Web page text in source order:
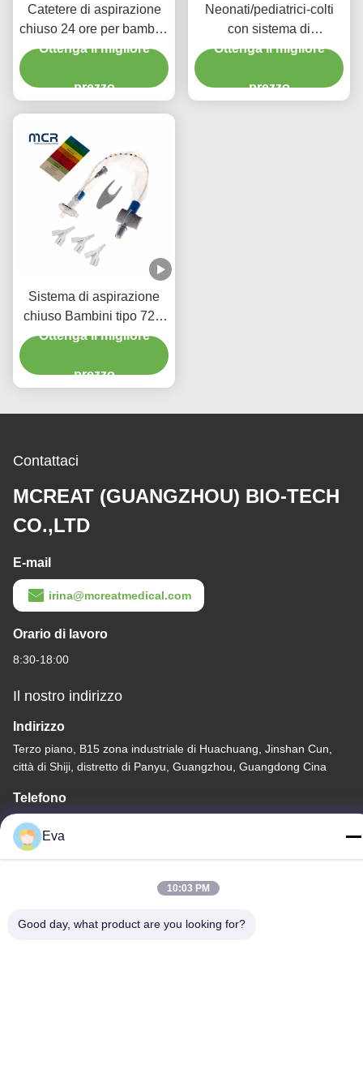
Catetere di aspirazione
chiuso 24 ore per bambini
con tre connettori Y-piece
Ottenga il migliore
prezzo
Neonati/pediatrici-colti
con sistema di
aspirazione chiuso
Ottenga il migliore
prezzo
Sistema di aspirazione
chiuso Bambini tipo 72H
CSC Prodotti medici usa
Ottenga il migliore
prezzo
Contattaci
MCREAT (GUANGZHOU) BIO-TECH
CO.,LTD
E-mail
irina@mcreatmedical.com
Orario di lavoro
8:30-18:00
Il nostro indirizzo
Indirizzo
Terzo piano, B15 zona industriale di Huachuang, Jinshan Cun,
città di Shiji, distretto di Panyu, Guangzhou, Guangdong Cina
Telefono
86-020-3156-0583
Cina Buona qualità Sistema di aspirazione chiuso Fornitore.
Eva
10:03 PM
Good day, what product are you looking for?